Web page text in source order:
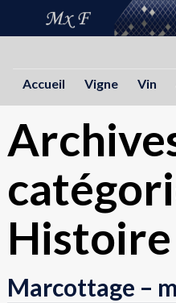
Accueil
Vigne Vin
Histoire
Marcottage –